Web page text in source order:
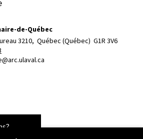
de-Québec
3210, Québec (Québec)  G1R 3V6
YouTube